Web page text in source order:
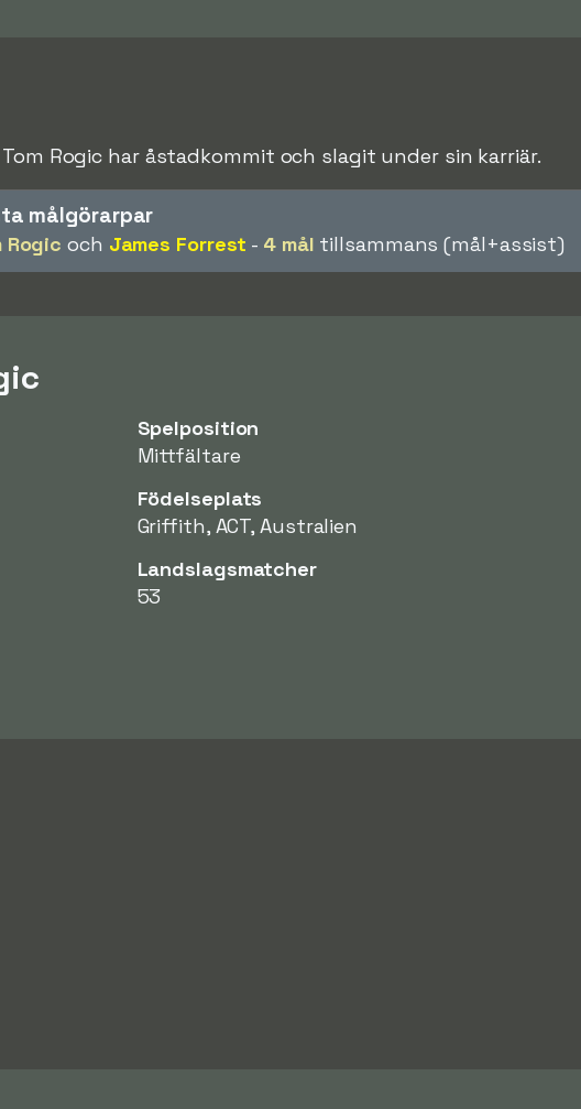
Rogic har åstadkommit och slagit under sin karriär.
målgörarpar
Rogic och James Forrest - 4 mål tillsammans (mål+assist)
Spelposition
Mittfältare
Födelseplats
Griffith, ACT, Australien
Landslagsmatcher
53